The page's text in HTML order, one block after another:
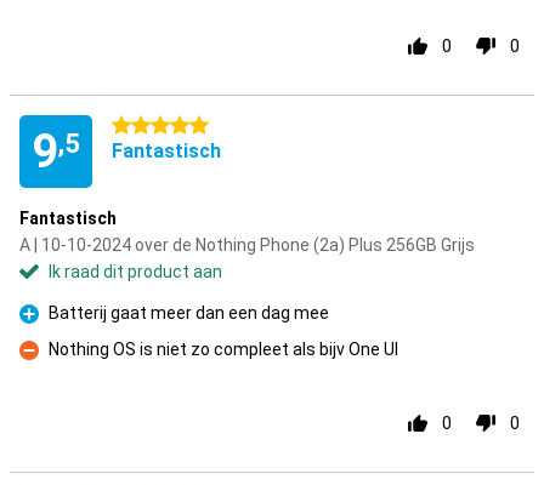
0 0
9,5
5 sterren
Fantastisch
Fantastisch
A | 10-10-2024 over de Nothing Phone (2a) Plus 256GB Grijs
Ik raad dit product aan
Pluspunt
Batterij gaat meer dan een dag mee
Minpunt
Nothing OS is niet zo compleet als bijv One UI
0 0